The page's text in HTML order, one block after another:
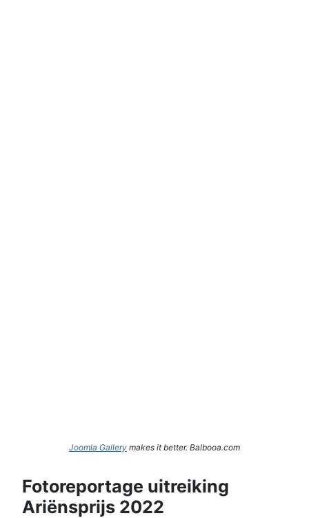
Joomla Gallery makes it better. Balbooa.com
Fotoreportage uitreiking
Ariënsprijs 2022